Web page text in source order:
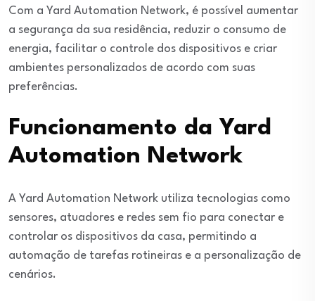
Com a Yard Automation Network, é possível aumentar
a segurança da sua residência, reduzir o consumo de
energia, facilitar o controle dos dispositivos e criar
ambientes personalizados de acordo com suas
preferências.
Funcionamento da Yard
Automation Network
A Yard Automation Network utiliza tecnologias como
sensores, atuadores e redes sem fio para conectar e
controlar os dispositivos da casa, permitindo a
automação de tarefas rotineiras e a personalização de
cenários.